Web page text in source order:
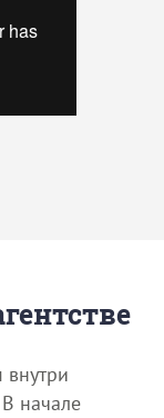
В начале